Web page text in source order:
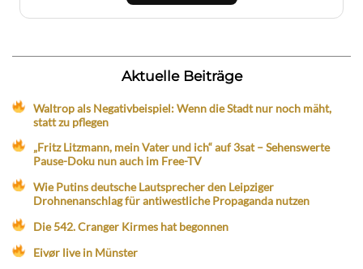
Aktuelle Beiträge
Waltrop als Negativbeispiel: Wenn die Stadt nur noch mäht,
statt zu pflegen
„Fritz Litzmann, mein Vater und ich“ auf 3sat – Sehenswerte
Pause-Doku nun auch im Free-TV
Wie Putins deutsche Lautsprecher den Leipziger
Drohnenanschlag für antiwestliche Propaganda nutzen
Die 542. Cranger Kirmes hat begonnen
Eivør live in Münster